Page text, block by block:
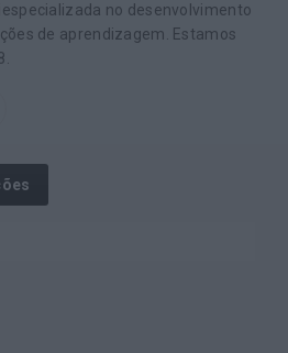
no desenvolvimento
de aprendizagem. Estamos